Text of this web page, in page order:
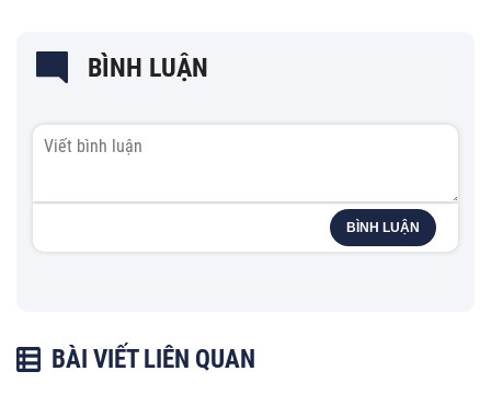
BÌNH LUẬN
BÌNH LUẬN
BÀI VIẾT LIÊN QUAN